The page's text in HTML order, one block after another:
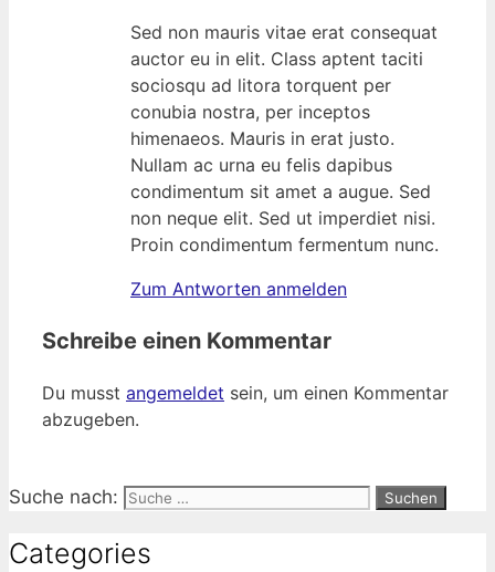
Sed non mauris vitae erat consequat
auctor eu in elit. Class aptent taciti
sociosqu ad litora torquent per
conubia nostra, per inceptos
himenaeos. Mauris in erat justo.
Nullam ac urna eu felis dapibus
condimentum sit amet a augue. Sed
non neque elit. Sed ut imperdiet nisi.
Proin condimentum fermentum nunc.
Zum Antworten anmelden
Schreibe einen Kommentar
Du musst angemeldet sein, um einen Kommentar
abzugeben.
Suche nach:
Categories